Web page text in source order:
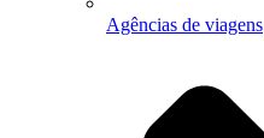
Agências de viagens